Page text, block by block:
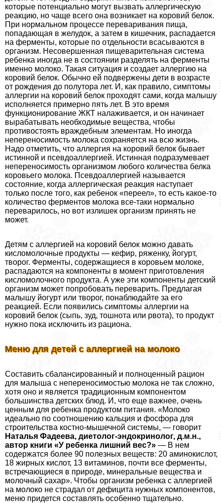
которые потенциально могут вызвать аллергическую
реакцию, но чаще всего она возникает на коровий белок.
При нормальном процессе переваривания пища,
попадающая в желудок, а затем в кишечник, распадается
на ферменты, которые по отдельности всасываются в
организм. Несовершенная пищеварительная система
ребенка иногда не в состоянии разделять на ферменты
именно молоко. Такая ситуация и создает аллергию на
коровий белок. Обычно ей подвержены дети в возрасте
от рождения до полутора лет. И, как правило, симптомы
аллергии на коровий белок проходят сами, когда малышу
исполняется примерно пять лет. В это время
функционирование ЖКТ налаживается, и он начинает
выpaбатывать необходимые вещества, чтобы
противостоять враждебным элементам. Но иногда
непереносимость молока сохраняется на всю жизнь.
Надо отметить, что аллергия на коровий белок бывает
истинной и псевдоаллергией. Истинная подразумевает
непереносимость организмом любого количества белка
коровьего молока. Псевдоаллергией называется
состояние, когда аллергическая реакция наступает
только после того, как ребенок «переел», то есть какое-то
количество ферментов молока все-таки нормально
переварилось, но вот излишек организм принять не
может.
Детям с аллергией на коровий белок можно давать
кисломолочные продукты — кефир, ряженку, йогурт,
творог. Ферменты, содержащиеся в коровьем молоке,
распадаются на компоненты в момент приготовления
кисломолочного продукта. А уже эти компоненты детский
организм может попробовать переварить. Предлагая
малышу йогурт или творог, понаблюдайте за его
реакцией. Если появились симптомы аллергии на
коровий белок (сыпь, зуд, тошнота или рвота), то продукт
нужно пока исключить из рациона.
Меню для детей с аллергией на молоко
Составить сбалансированный и полноценный рацион
для малыша с непереносимостью молока не так сложно,
хотя оно и является традиционным компонентом
большинства детских блюд. И, что еще важнее, очень
ценным для ребенка продуктом питания. «Молоко
идеально по соотношению кальция и фосфора для
строительства костно-мышечной системы, — говорит
Наталья Фадеева, диетолог-эндокринолог, д.м.н.,
автор книги «У ребенка лишний вес?» — В нем
содержатся более 90 полезных веществ: 20 аминокислот,
18 жирных кислот, 13 витаминов, почти все ферменты,
встречающиеся в природе, минеральные вещества и
молочный сахар». Чтобы организм ребенка с аллергией
на молоко не страдал от дефицита нужных компонентов,
меню придется составлять особенно тщательно.